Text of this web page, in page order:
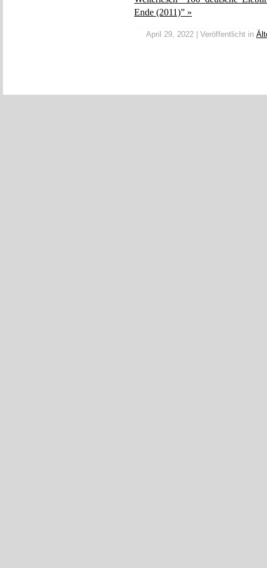
Ende (2011)” »
April 29, 2022 | Veröffentlicht in